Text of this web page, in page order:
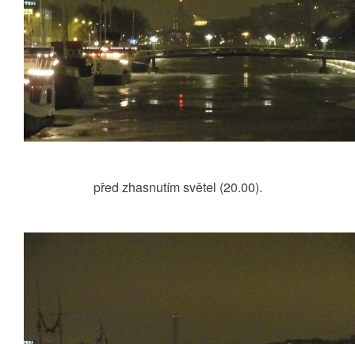
před zhasnutím světel (20.00).